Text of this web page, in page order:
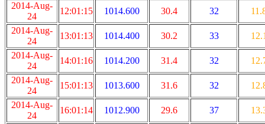
2014-Aug-
24
12:01:15 1014.600 30.4 32
2014-Aug-
24
13:01:13 1014.400 30.2 33
2014-Aug-
24
14:01:16 1014.200 31.4 32
2014-Aug-
24
15:01:13 1013.600 31.6 32
2014-Aug-
24
16:01:14 1012.900 29.6 37